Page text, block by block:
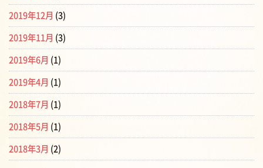
2019年12月 (3)
2019年11月 (3)
2019年6月 (1)
2019年4月 (1)
2018年7月 (1)
2018年5月 (1)
2018年3月 (2)